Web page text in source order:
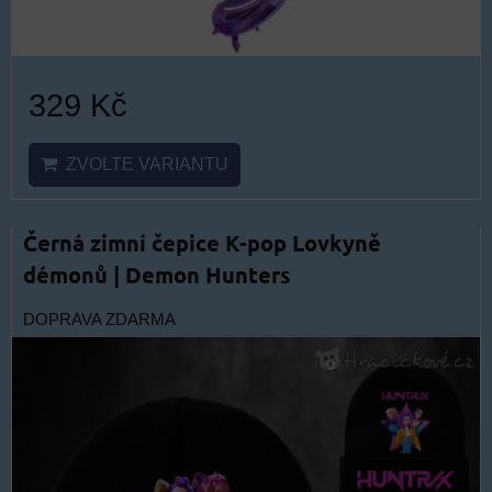
329 Kč
ZVOLTE VARIANTU
Černá zimní čepice K-pop Lovkyně
démonů | Demon Hunters
DOPRAVA ZDARMA